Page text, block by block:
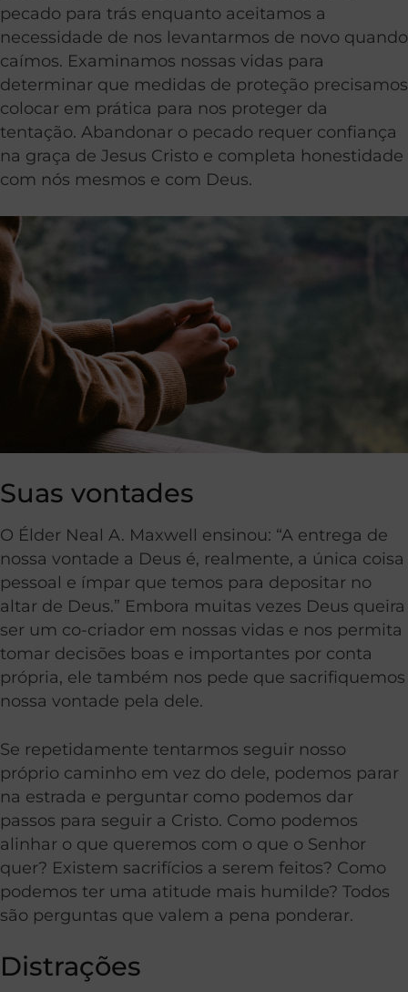
pecado para trás enquanto aceitamos a
necessidade de nos levantarmos de novo quando
caímos. Examinamos nossas vidas para
determinar que medidas de proteção precisamos
colocar em prática para nos proteger da
tentação. Abandonar o pecado requer confiança
na graça de Jesus Cristo e completa honestidade
com nós mesmos e com Deus.
Suas vontades
O Élder Neal A. Maxwell ensinou: “A entrega de
nossa vontade a Deus é, realmente, a única coisa
pessoal e ímpar que temos para depositar no
altar de Deus.” Embora muitas vezes Deus queira
ser um co-criador em nossas vidas e nos permita
tomar decisões boas e importantes por conta
própria, ele também nos pede que sacrifiquemos
nossa vontade pela dele.
Se repetidamente tentarmos seguir nosso
próprio caminho em vez do dele, podemos parar
na estrada e perguntar como podemos dar
passos para seguir a Cristo. Como podemos
alinhar o que queremos com o que o Senhor
quer? Existem sacrifícios a serem feitos? Como
podemos ter uma atitude mais humilde? Todos
são perguntas que valem a pena ponderar.
Distrações